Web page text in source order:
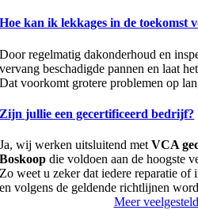
Hoe kan ik lekkages in de toekomst
Door regelmatig dakonderhoud en
vervang beschadigde pannen en laat
Dat voorkomt grotere problemen op
Zijn jullie een gecertificeerd bedrijf?
Ja, wij werken uitsluitend metVCA
Boskoop die voldoen aan de hoogste
Zo weet u zeker dat iedere reparatie of
en volgens de geldende richtlijnen
Meer